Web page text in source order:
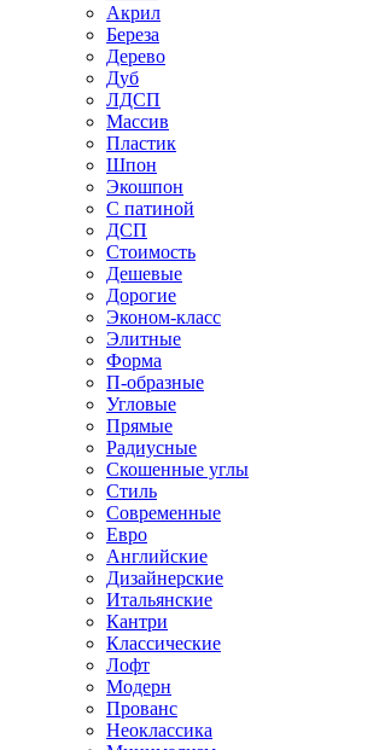
Акрил
Береза
Дерево
Дуб
ЛДСП
Массив
Пластик
Шпон
Экошпон
С патиной
ДСП
Стоимость
Дешевые
Дорогие
Эконом-класс
Элитные
Форма
П-образные
Угловые
Прямые
Радиусные
Скошенные углы
Стиль
Современные
Евро
Английские
Дизайнерские
Итальянские
Кантри
Классические
Лофт
Модерн
Прованс
Неоклассика